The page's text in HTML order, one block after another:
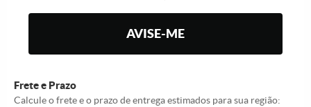
AVISE-ME
Frete e Prazo
Calcule o frete e o prazo de entrega estimados para sua região: